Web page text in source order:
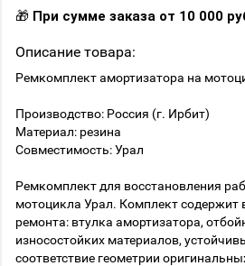
🎁 При сумме заказа от 10 000
Описание товара:
Ремкомплект амортизатора на
Производство: Россия (г. Ирбит)
Материал: резина
Совместимость: Урал
Ремкомплект для восстановления
мотоцикла Урал. Комплект
ремонта: втулка амортизатора,
износостойких материалов,
соответствие геометрии